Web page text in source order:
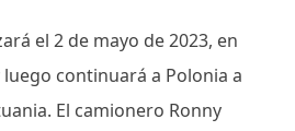
el 2 de mayo de 2023, en
continuará a Polonia a
El camionero Ronny